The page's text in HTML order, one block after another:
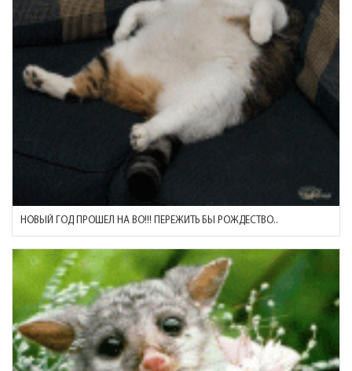
НОВЫЙ ГОД ПРОШЕЛ НА ВО!!! ПЕРЕЖИТЬ БЫ РОЖДЕСТВО..